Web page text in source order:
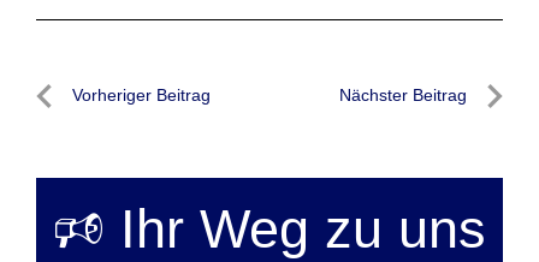
Beitragsnavigation
Vorheriger Beitrag Nächster Beitrag
🕫 Ihr Weg zu uns